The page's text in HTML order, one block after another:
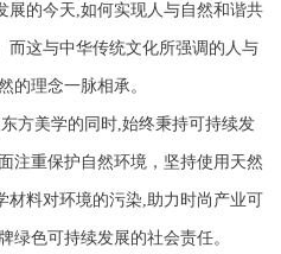
展的今天,如何实现人与自然和谐共
而这与中华传统文化所强调的人与
的理念一脉相承。
方美学的同时,始终秉持可持续发
注重保护自然环境，坚持使用天然
材料对环境的污染,助力时尚产业可
绿色可持续发展的社会责任。